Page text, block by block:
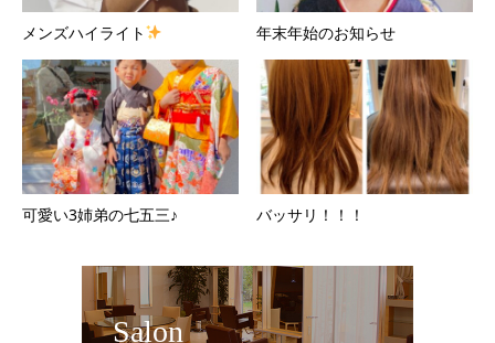
メンズハイライト 年末年始のお知らせ
可愛い3姉弟の七五三♪ バッサリ！！！
Salon